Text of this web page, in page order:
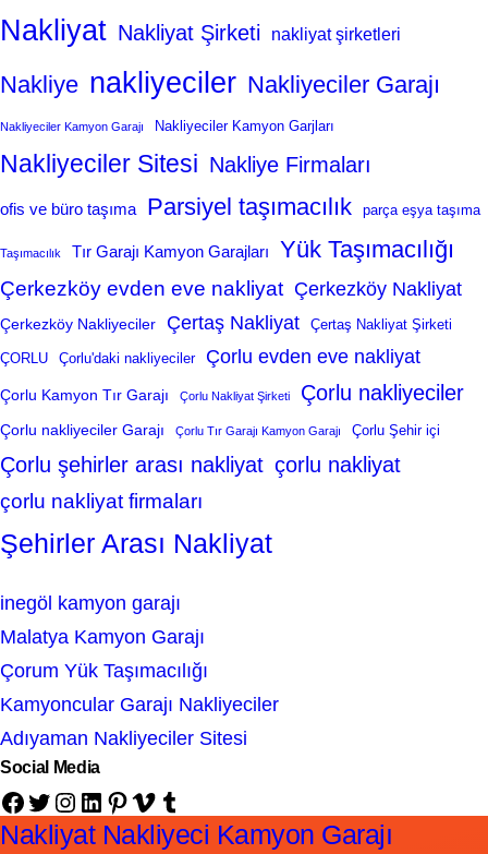
Nakliyat Nakliyat Şirketi nakliyat şirketleri
Nakliye nakliyeciler Nakliyeciler Garajı
Nakliyeciler Kamyon Garajı Nakliyeciler Kamyon Garjları
Nakliyeciler Sitesi Nakliye Firmaları
ofis ve büro taşıma Parsiyel taşımacılık parça eşya taşıma
Taşımacılık Tır Garajı Kamyon Garajları Yük Taşımacılığı
Çerkezköy evden eve nakliyat Çerkezköy Nakliyat
Çerkezköy Nakliyeciler Çertaş Nakliyat Çertaş Nakliyat Şirketi
ÇORLU Çorlu'daki nakliyeciler Çorlu evden eve nakliyat
Çorlu Kamyon Tır Garajı Çorlu Nakliyat Şirketi Çorlu nakliyeciler
Çorlu nakliyeciler Garajı Çorlu Tır Garajı Kamyon Garajı Çorlu Şehir içi
Çorlu şehirler arası nakliyat çorlu nakliyat
çorlu nakliyat firmaları
Şehirler Arası Nakliyat
inegöl kamyon garajı
Malatya Kamyon Garajı
Çorum Yük Taşımacılığı
Kamyoncular Garajı Nakliyeciler
Adıyaman Nakliyeciler Sitesi
Social Media
Facebook Twitter Instagram LinkedIn Pinterest Vimeo Tumblr
Nakliyat Nakliyeci Kamyon Garajı